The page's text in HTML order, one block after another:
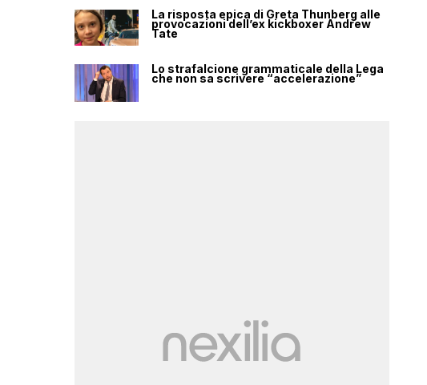
La risposta epica di Greta Thunberg alle
provocazioni dell’ex kickboxer Andrew
Tate
Lo strafalcione grammaticale della Lega
che non sa scrivere “accelerazione”